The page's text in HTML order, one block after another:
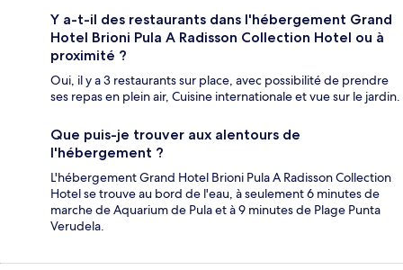
Y a-t-il des restaurants dans l'hébergement Grand
Hotel Brioni Pula A Radisson Collection Hotel ou à
proximité ?
Oui, il y a 3 restaurants sur place, avec possibilité de prendre
ses repas en plein air, Cuisine internationale et vue sur le jardin.
Que puis-je trouver aux alentours de
l'hébergement ?
L'hébergement Grand Hotel Brioni Pula A Radisson Collection
Hotel se trouve au bord de l'eau, à seulement 6 minutes de
marche de Aquarium de Pula et à 9 minutes de Plage Punta
Verudela.